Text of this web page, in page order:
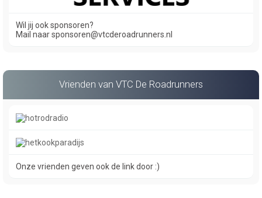
Wil jij ook sponsoren?
Mail naar sponsoren@vtcderoadrunners.nl
Vrienden van VTC De Roadrunners
Onze vrienden geven ook de link door :)